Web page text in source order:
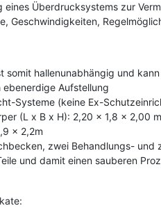
eines Überdrucksystems zur
Geschwindigkeiten,
somit hallenunabhängig und
Aufstellung
Systeme (keine Ex-
(L x B x H): 2,20 x 1,8 x 2,00 m
x 2,2m
zwei Behandlungs-
und damit einen sauberen